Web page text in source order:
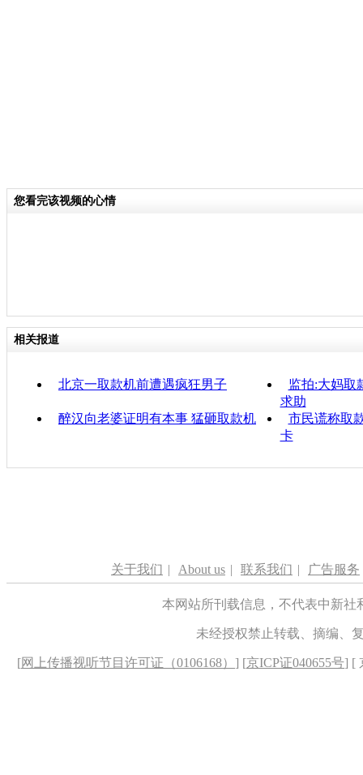
您看完该视频的心情
相关报道
北京一取款机前遭遇疯狂男子
监拍:大妈取
求助
醉汉向老婆证明有本事 猛砸取款机
市民谎称取
卡
关于我们 | About us | 联系我们 | 广告服务
本网站所刊载信息，不代表中新
未经授权禁止转载、摘编、
[网上传播视听节目许可证（0106168） ] [京ICP证040655号] [